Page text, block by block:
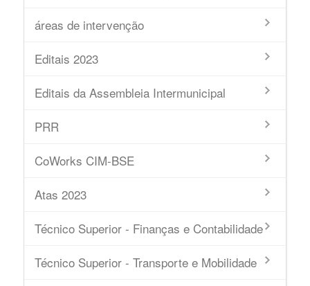
áreas de intervenção
Editais 2023
Editais da Assembleia Intermunicipal
PRR
CoWorks CIM-BSE
Atas 2023
Técnico Superior - Finanças e Contabilidade
Técnico Superior - Transporte e Mobilidade